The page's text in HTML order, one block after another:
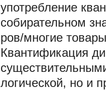
употребление
собирательном
ров/многие
Квантификация
логической, но и